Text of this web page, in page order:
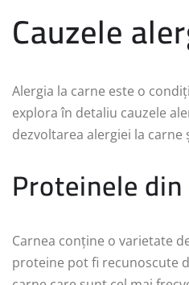
Cauzele
Alergia la carne este o
explora în detaliu cauzele
dezvoltarea alergiei la
Proteinele
Carnea conține o varietate
proteine pot fi recunoscute